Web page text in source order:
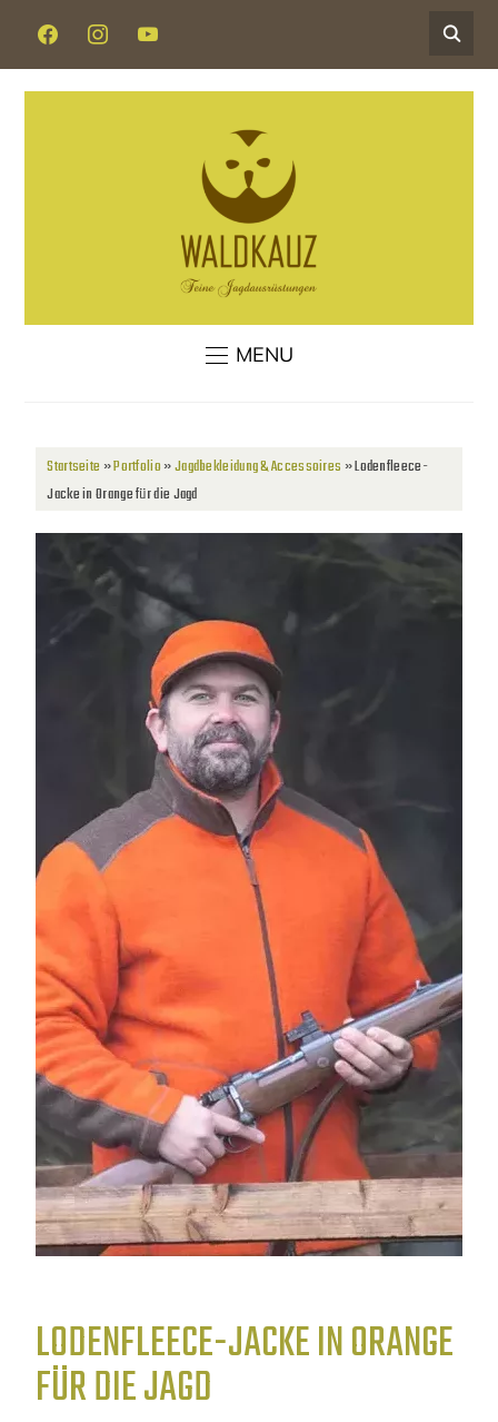
MENU
Startseite»Portfolio»Jagdbekleidung & Accessoires »Lodenfleece-
Jacke in Orange für die Jagd
LODENFLEECE-JACKE IN ORANGE
FÜR DIE JAGD